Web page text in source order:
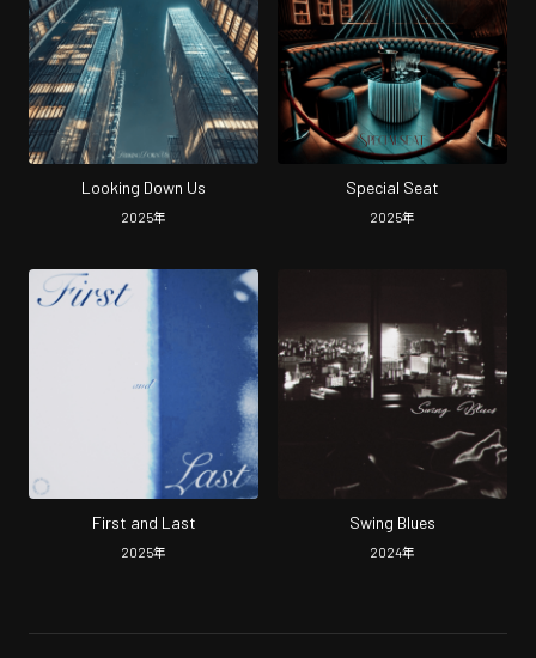
Looking Down Us
2025年
Special Seat
2025年
First and Last
2025年
Swing Blues
2024年